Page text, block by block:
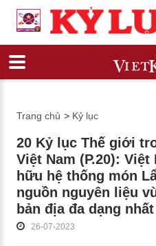
Trang chủ > Kỷ lục
20 Kỷ lục Thế giới
Việt Nam (P.20):
hữu hệ thống món
nguồn nguyên liệu
bản địa đa dạng
26-07-2023